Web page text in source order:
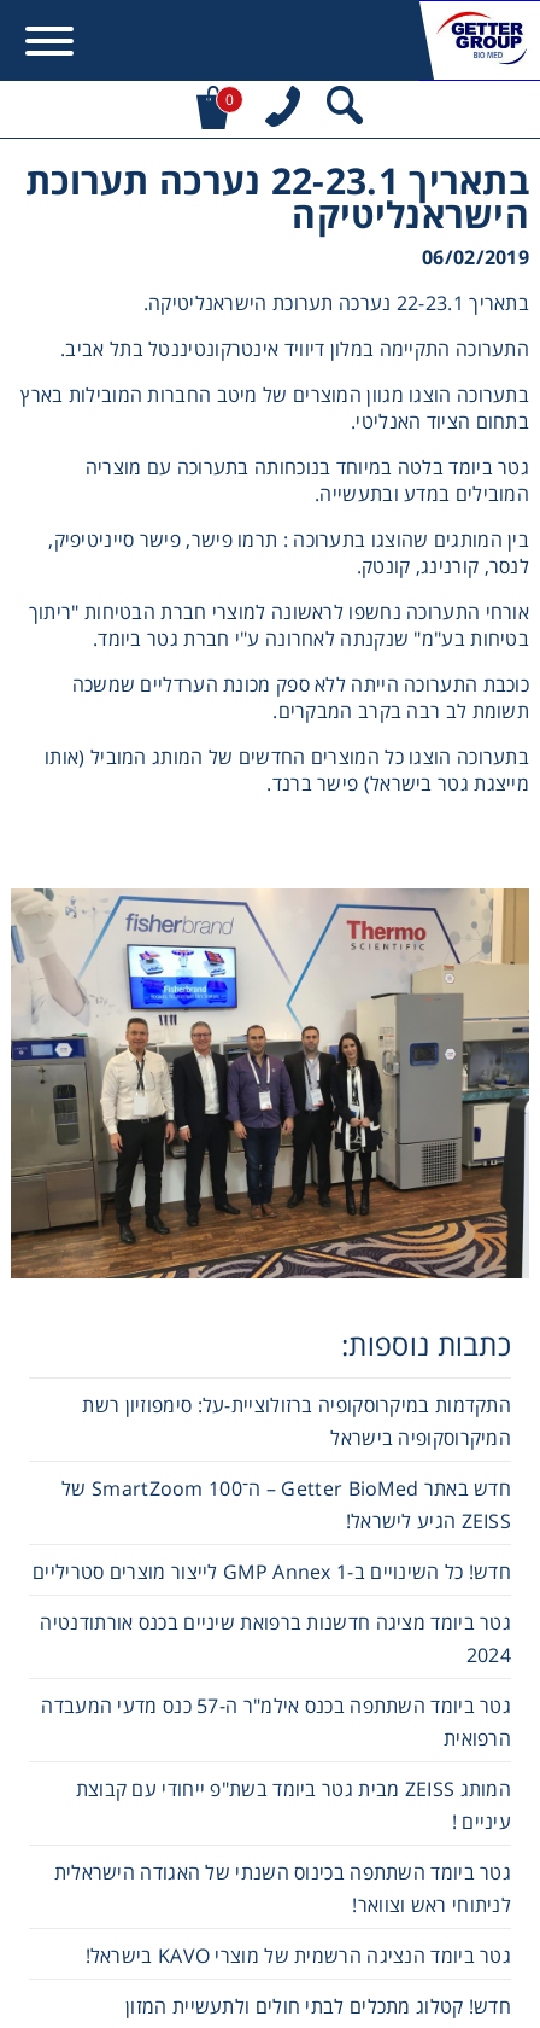
0
כתבות נוספות:
התקדמות במיקרוסקופיה ברזולוציית-על: סימפוזיון רשת
המיקרוסקופיה בישראל
חדש באתר Getter BioMed – ה־SmartZoom 100 של
ZEISS הגיע לישראל!
חדש! כל השינויים ב-GMP Annex 1 לייצור מוצרים סטריליים
גטר ביומד מציגה חדשנות ברפואת שיניים בכנס אורתודנטיה
2024
גטר ביומד השתתפה בכנס אילמ"ר ה-57 כנס מדעי המעבדה
הרפואית
המותג ZEISS מבית גטר ביומד בשת"פ ייחודי עם קבוצת
עיניים !
גטר ביומד השתתפה בכינוס השנתי של האגודה הישראלית
לניתוחי ראש וצוואר!
גטר ביומד הנציגה הרשמית של מוצרי KAVO בישראל!
חדש! קטלוג מתכלים לבתי חולים ולתעשיית המזון
בתאריך 22-23.1 נערכה תערוכת
הישראנליטיקה
06/02/2019
בתאריך 22-23.1 נערכה תערוכת הישראנליטיקה.
התערוכה התקיימה במלון דיוויד אינטרקונטיננטל בתל אביב.
בתערוכה הוצגו מגוון המוצרים של מיטב החברות המובילות בארץ
בתחום הציוד האנליטי.
גטר ביומד בלטה במיוחד בנוכחותה בתערוכה עם מוצריה
המובילים במדע ובתעשייה.
בין המותגים שהוצגו בתערוכה : תרמו פישר, פישר סייניטיפיק,
לנסר, קורנינג, קונטק.
אורחי התערוכה נחשפו לראשונה למוצרי חברת הבטיחות "ריתוך
בטיחות בע"מ" שנקנתה לאחרונה ע"י חברת גטר ביומד.
כוכבת התערוכה הייתה ללא ספק מכונת הערדליים שמשכה
תשומת לב רבה בקרב המבקרים.
בתערוכה הוצגו כל המוצרים החדשים של המותג המוביל (אותו
מייצגת גטר בישראל) פישר ברנד.
Error:Contact form not found.
מעונין לקבל הצעת מחיר או מידע עבור:
Centrifuges
Heating
Instrumentation
Microscopy
Pumps
Shaking & Stirring
Storage
Thermometry
Washing
Chromatography
Lab Essentials
Glassware
Liquid Handling
Plasticware
Consumables
Safety
Chemicals